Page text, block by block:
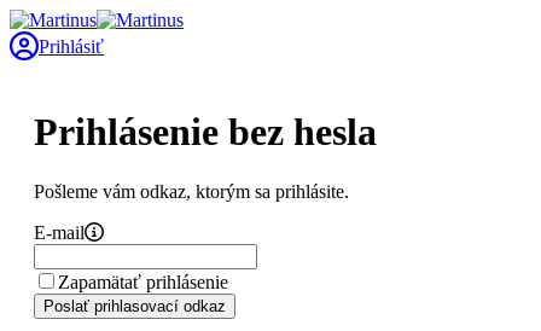
Prihlásiť
Prihlásenie bez hesla
Pošleme vám odkaz, ktorým sa prihlásite.
E-mail
Zapamätať prihlásenie
Poslať prihlasovací odkaz